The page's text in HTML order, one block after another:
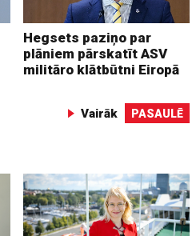
Hegsets paziņo par
plāniem pārskatīt ASV
militāro klātbūtni Eiropā
Vairāk PASAULĒ